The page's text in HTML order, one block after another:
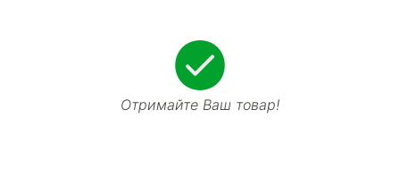
Отримайте Ваш товар!